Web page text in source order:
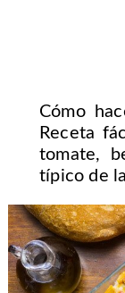
Cómo
Receta
tomate,
típico de